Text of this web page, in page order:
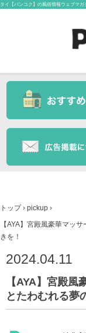
タイ【バンコク】の風俗情報ウェブマガ
トップ › pickup ›
【AYA】宮殿風豪華マッ
きを！
2024.04.11
【AYA】宮殿
とたわむれる夢